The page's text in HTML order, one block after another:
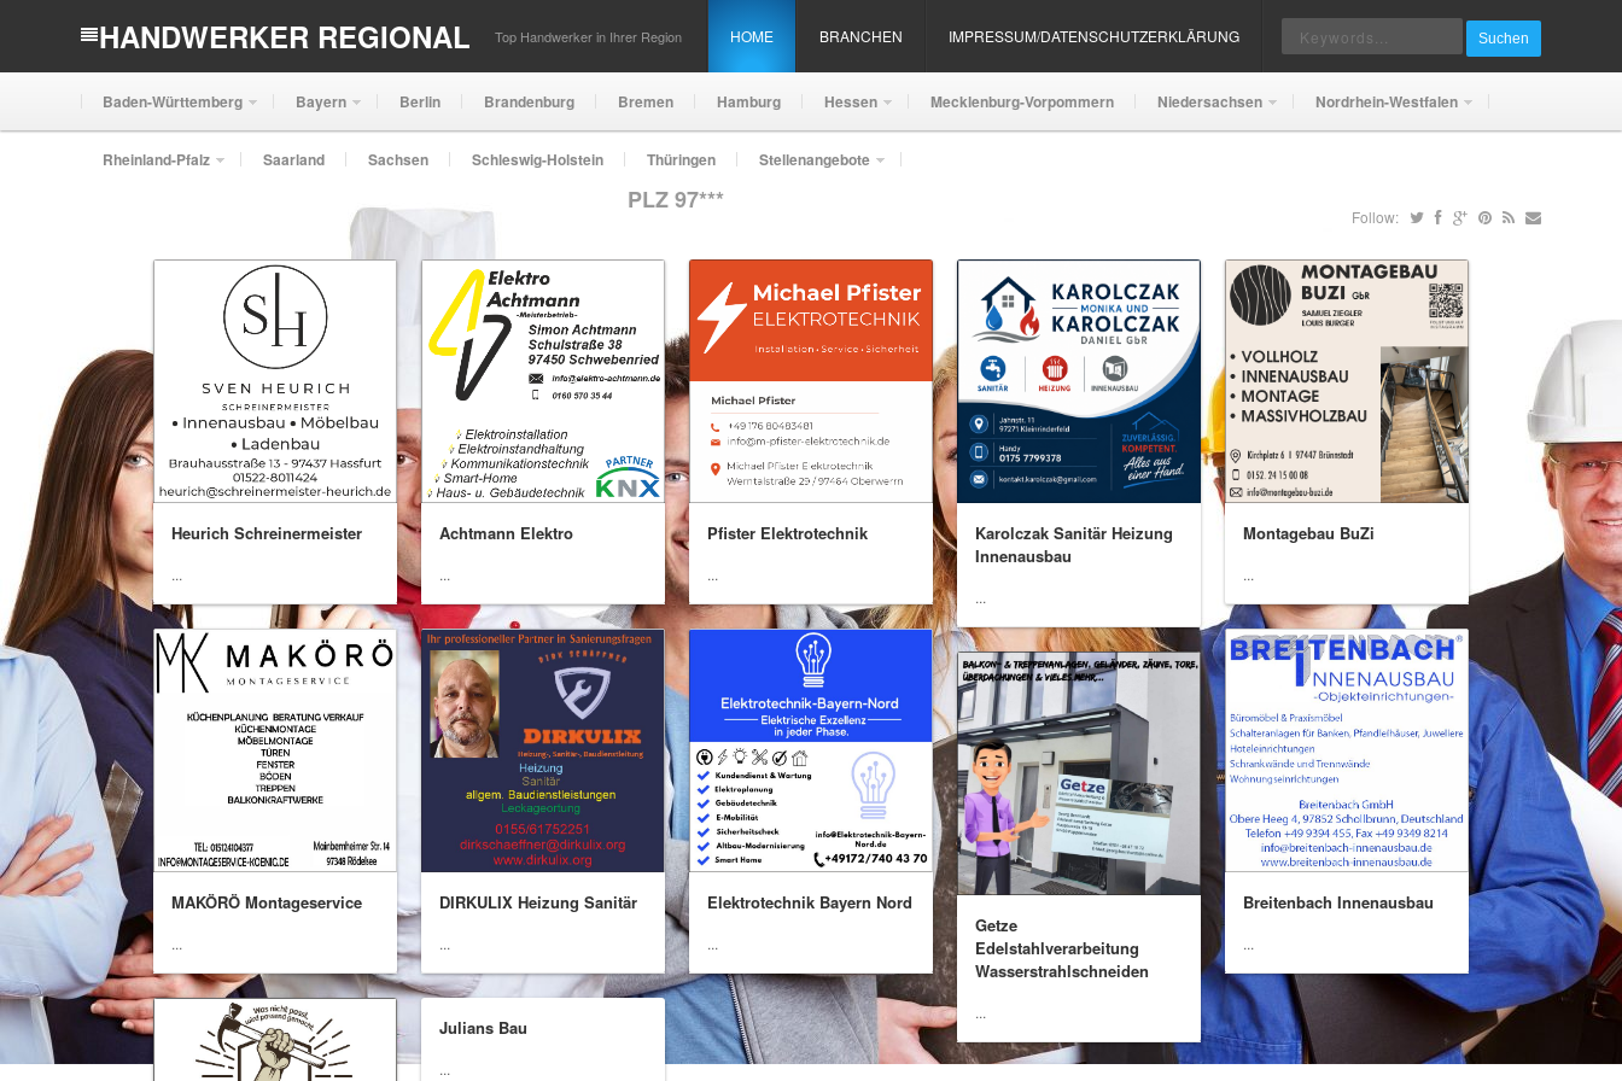
HANDWERKER REGIONAL Top Handwerker in Ihrer Region HOME BRANCHEN IMPRESSUM/DATENSCHUTZERKLÄRUNG Suchen
Baden-Württemberg Bayern Berlin Brandenburg Bremen Hamburg Hessen Mecklenburg-Vorpommern Niedersachsen Nordrhein-Westfalen
Rheinland-Pfalz Saarland Sachsen Schleswig-Holstein Thüringen Stellenangebote
Follow:
PLZ 97***
Heurich Schreinermeister
...
Achtmann Elektro
...
Pfister Elektrotechnik
...
Karolczak Sanitär Heizung
Innenausbau
...
Montagebau BuZi
...
MAKÖRÖ Montageservice
...
DIRKULIX Heizung Sanitär
...
Elektrotechnik Bayern Nord
...
Breitenbach Innenausbau
...
Getze
Edelstahlverarbeitung
Wasserstrahlschneiden
...
Julians Bau
...